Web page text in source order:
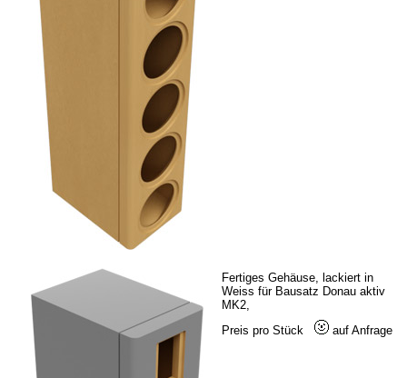
Fertiges Gehäuse, lackiert in
Weiss für Bausatz Donau aktiv
MK2,
Preis pro Stück
auf Anfrage